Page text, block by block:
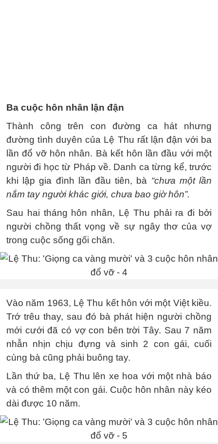
Ba cuộc hôn nhân lận đận
Thành công trên con đường ca hát nhưng
đường tình duyên của Lệ Thu rất lận đận với ba
lần đổ vỡ hôn nhân. Bà kết hôn lần đầu với một
người đi học từ Pháp về. Danh ca từng kể, trước
khi lập gia đình lần đầu tiên, bà “chưa một lần
nắm tay người khác giới, chưa bao giờ hôn”.
Sau hai tháng hôn nhân, Lệ Thu phải ra đi bởi
người chồng thất vọng về sự ngây thơ của vợ
trong cuộc sống gối chăn.
Vào năm 1963, Lệ Thu kết hôn với một Việt kiều.
Trớ trêu thay, sau đó bà phát hiện người chồng
mới cưới đã có vợ con bên trời Tây. Sau 7 năm
nhẫn nhịn chịu đựng và sinh 2 con gái, cuối
cùng bà cũng phải buông tay.
Lần thứ ba, Lệ Thu lên xe hoa với một nhà báo
và có thêm một con gái. Cuộc hôn nhân này kéo
dài được 10 năm.